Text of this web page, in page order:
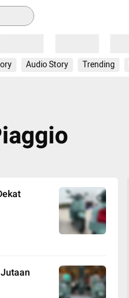
Audio Story Trending